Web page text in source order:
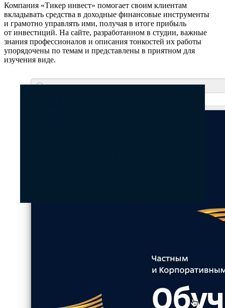
Компания «Тикер инвест» помогает своим клиентам
вкладывать средства в доходные финансовые инструменты
и грамотно управлять ими, получая в итоге прибыль
от инвестиций. На сайте, разработанном в студии, важные
знания профессионалов и описания тонкостей их работы
упорядочены по темам и представлены в приятном для
изучения виде.